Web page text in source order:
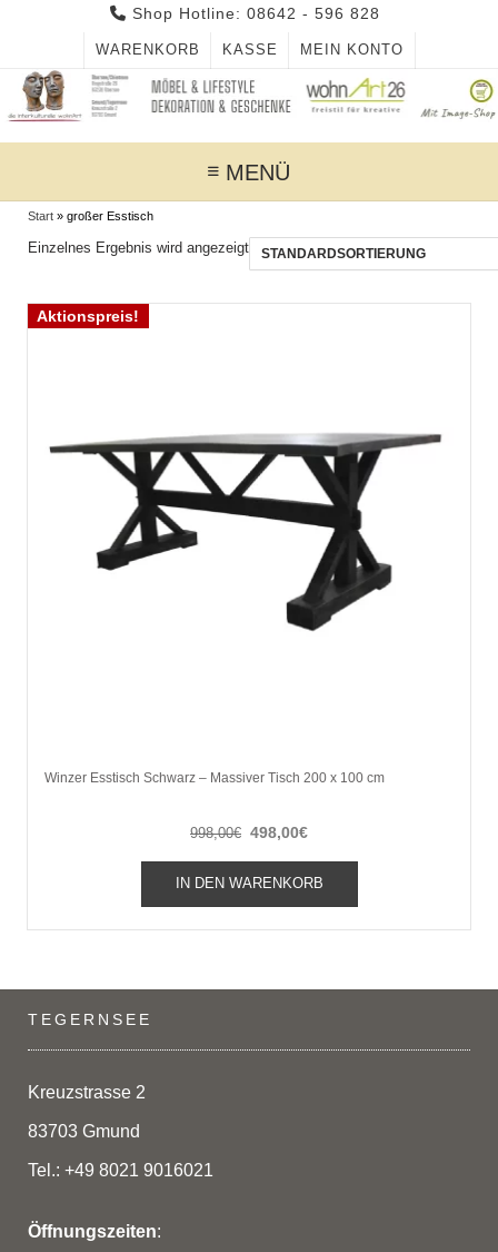
Shop Hotline: 08642 - 596 828
WARENKORB KASSE MEIN KONTO
MENÜ
Start » großer Esstisch
Einzelnes Ergebnis wird angezeigt
Aktionspreis!
Winzer Esstisch Schwarz – Massiver Tisch 200 x 100 cm
998,00€ Ursprünglicher
war:
998,00€
498,00€Aktueller
ist:
498,00€.
IN DEN WARENKORB
TEGERNSEE
Kreuzstrasse 2
83703 Gmund
Tel.: +49 8021 9016021
Öffnungszeiten: